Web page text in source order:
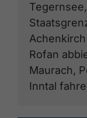
Rofan
Maurach,
Inntal